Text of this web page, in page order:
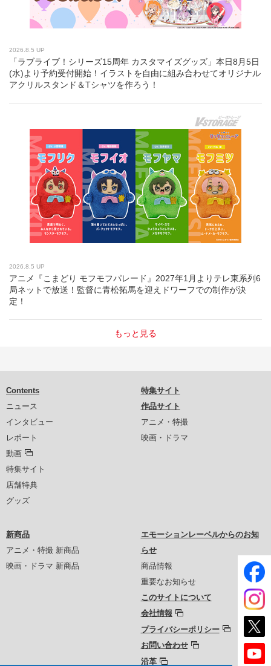
2026.8.5 UP
「ラブライブ！シリーズ15周年 カスタマイズグッズ」本日8月5日
(水)より予約受付開始！イラストを自由に組み合わせてオリジナル
アクリルスタンド＆Tシャツを作ろう！
2026.8.5 UP
アニメ『こまどり モフモフパレード』2027年1月よりテレ東系列6
局ネットで放送！監督に青松拓馬を迎えドワーフでの制作が決
定！
もっと見る
Contents
ニュース
インタビュー
レポート
動画
特集サイト
店舗特典
グッズ
特集サイト
作品サイト
アニメ・特撮
映画・ドラマ
新商品
アニメ・特撮 新商品
映画・ドラマ 新商品
エモーションレーベルからのお知
らせ
商品情報
重要なお知らせ
このサイトについて
会社情報
プライバシーポリシー
お問い合わせ
沿革